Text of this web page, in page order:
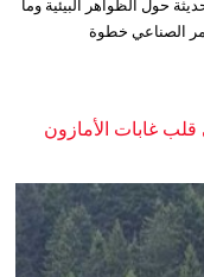
حول الظواهر البيئية وما
الصناعي خطوة
غابات الأمازون